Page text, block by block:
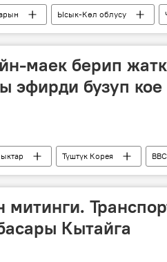
Ысык-Көл облусу
маек берип
эфирди бузуп кое
Түштүк Корея ВВС
Кытайга